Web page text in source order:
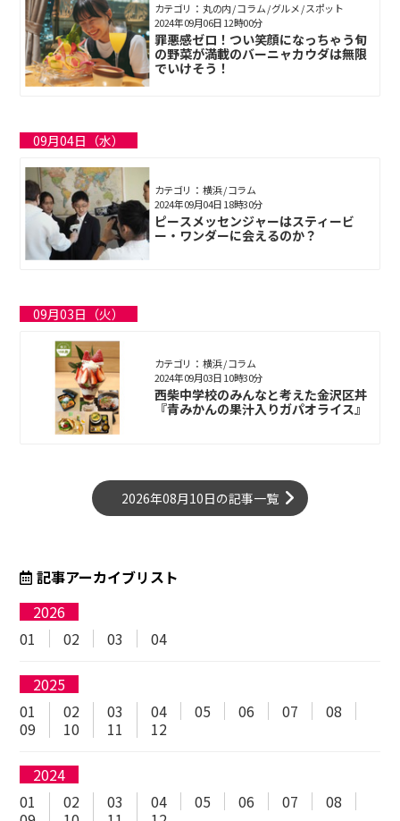
カテゴリ： 丸の内 / コラム / グルメ / スポット
罪悪感ゼロ！つい笑顔になっちゃう旬
の野菜が満載のバーニャカウダは無限
でいけそう！
2024年09月06日 12時00分
09月04日（水）
カテゴリ： 横浜 / コラム
ピースメッセンジャーはスティービ
ー・ワンダーに会えるのか？
2024年09月04日 18時30分
09月03日（火）
カテゴリ： 横浜 / コラム
西柴中学校のみんなと考えた金沢区丼
『青みかんの果汁入りガパオライス』
2024年09月03日 10時30分
2026年08月10日の記事一覧
記事アーカイブリスト
2026
01
02 03 04
2025
01
02 03 04 05 06 07
08
09
10 11 12
2024
01
02 03 04 05 06 07
08